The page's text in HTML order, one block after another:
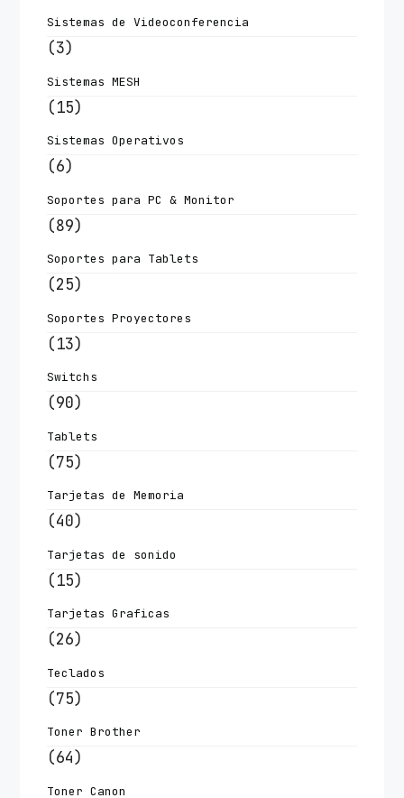
Sistemas de Videoconferencia
(3)
Sistemas MESH
(15)
Sistemas Operativos
(6)
Soportes para PC & Monitor
(89)
Soportes para Tablets
(25)
Soportes Proyectores
(13)
Switchs
(90)
Tablets
(75)
Tarjetas de Memoria
(40)
Tarjetas de sonido
(15)
Tarjetas Graficas
(26)
Teclados
(75)
Toner Brother
(64)
Toner Canon